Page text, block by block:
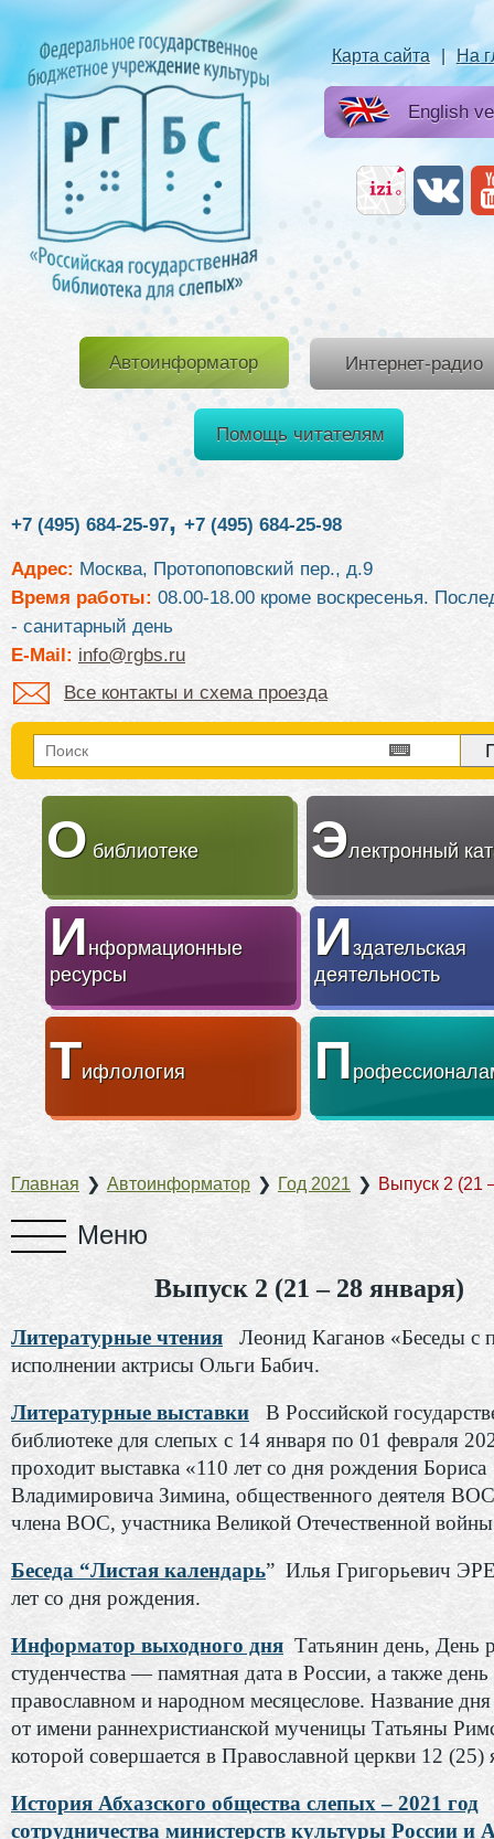
Карта сайта | На
English
Автоинформатор Интернет-радио
Помощь читателям
+7 (495) 684-25-97, +7 (495) 684-25-98
Адрес: Москва, Протопоповский пер., д.9
Время работы: 08.00-18.00 кроме воскресенья.
- санитарный день
E-Mail: info@rgbs.ru
Все контакты и схема проезда
О библиотеке Электронный
Информационные
ресурсы
Издательская
деятельность
Тифлология П
Главная ❯ Автоинформатор ❯ Год 2021 ❯ Выпуск 2 (21
Выпуск 2 (21 – 28 января)
Литературные чтения
Леонид Каганов «Беседы с
исполнении актрисы Ольги Бабич.
Литературные выставки В Российской
библиотеке для слепых с 14 января по 01 февраля
проходит выставка «110 лет со дня рождения Бориса
Владимировича Зимина, общественного деятеля
члена ВОС, участника Великой Отечественной
Беседа “Листая календарь” Илья Григорьевич
лет со дня рождения.
Информатор выходного дня Татьянин день, День
студенчества — памятная дата в России, а также день
православном и народном месяцеслове. Название
от имени раннехристианской мученицы Татьяны
которой совершается в Православной церкви 12 (25)
История Абхазского общества слепых – 2021 год
сотрудничества министерств культуры России и